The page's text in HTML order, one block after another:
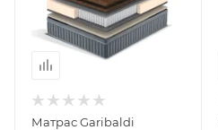
Матрас Garibaldi